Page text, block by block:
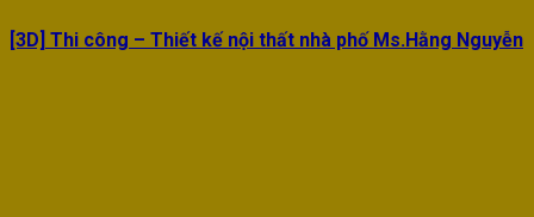
[3D] Thi công – Thiết kế nội thất nhà phố Ms.Hằng Nguyễn